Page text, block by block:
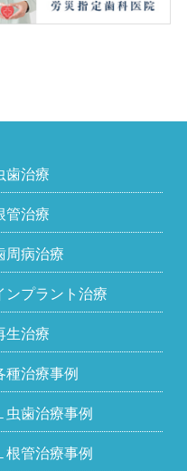
歯治療
管治療
周病治療
ンプラント治療
生治療
種治療事例
虫歯治療事例
根管治療事例